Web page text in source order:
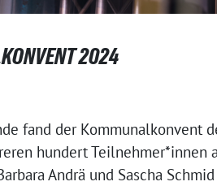
2024
fand der Kommunalkonvent
hundert Teilnehmer*innen
Andrä und Sascha